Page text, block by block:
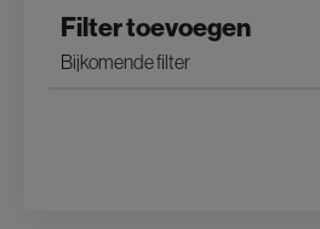
Filter toevoegen